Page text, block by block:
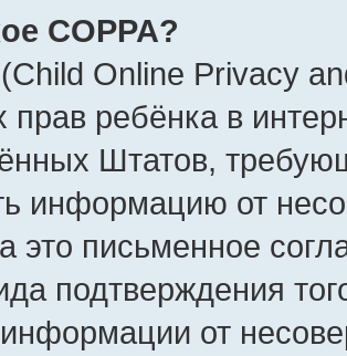
COPPA?
Online Privacy
прав ребёнка в
Штатов,
информацию от
это письменное
подтверждения
от